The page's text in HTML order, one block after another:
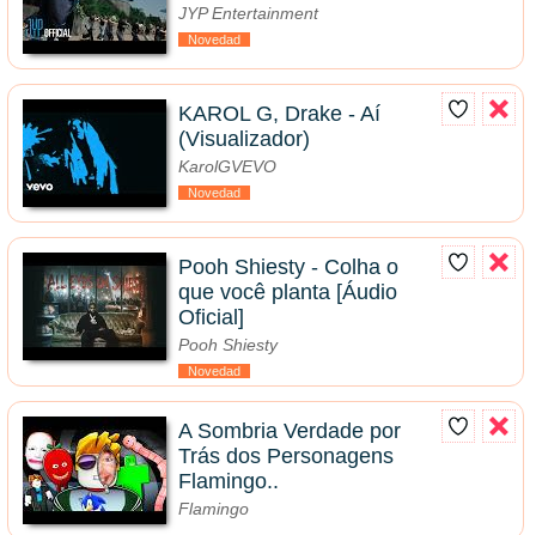
JYP Entertainment
Novedad
KAROL G, Drake - Aí
(Visualizador)
KarolGVEVO
Novedad
Pooh Shiesty - Colha o
que você planta [Áudio
Oficial]
Pooh Shiesty
Novedad
A Sombria Verdade por
Trás dos Personagens
Flamingo..
Flamingo